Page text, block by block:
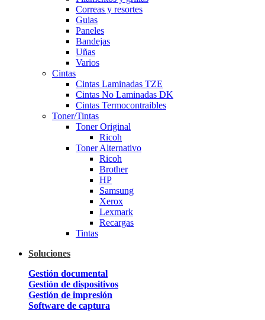
Correas y resortes
Guias
Paneles
Bandejas
Uñas
Varios
Cintas
Cintas Laminadas TZE
Cintas No Laminadas DK
Cintas Termocontraibles
Toner/Tintas
Toner Original
Ricoh
Toner Alternativo
Ricoh
Brother
HP
Samsung
Xerox
Lexmark
Recargas
Tintas
Soluciones
Gestión documental
Gestión de dispositivos
Gestión de impresión
Software de captura